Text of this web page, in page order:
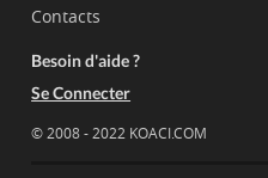
Contacts
Besoin d'aide ?
Se Connecter
© 2008 - 2022 KOACI.COM